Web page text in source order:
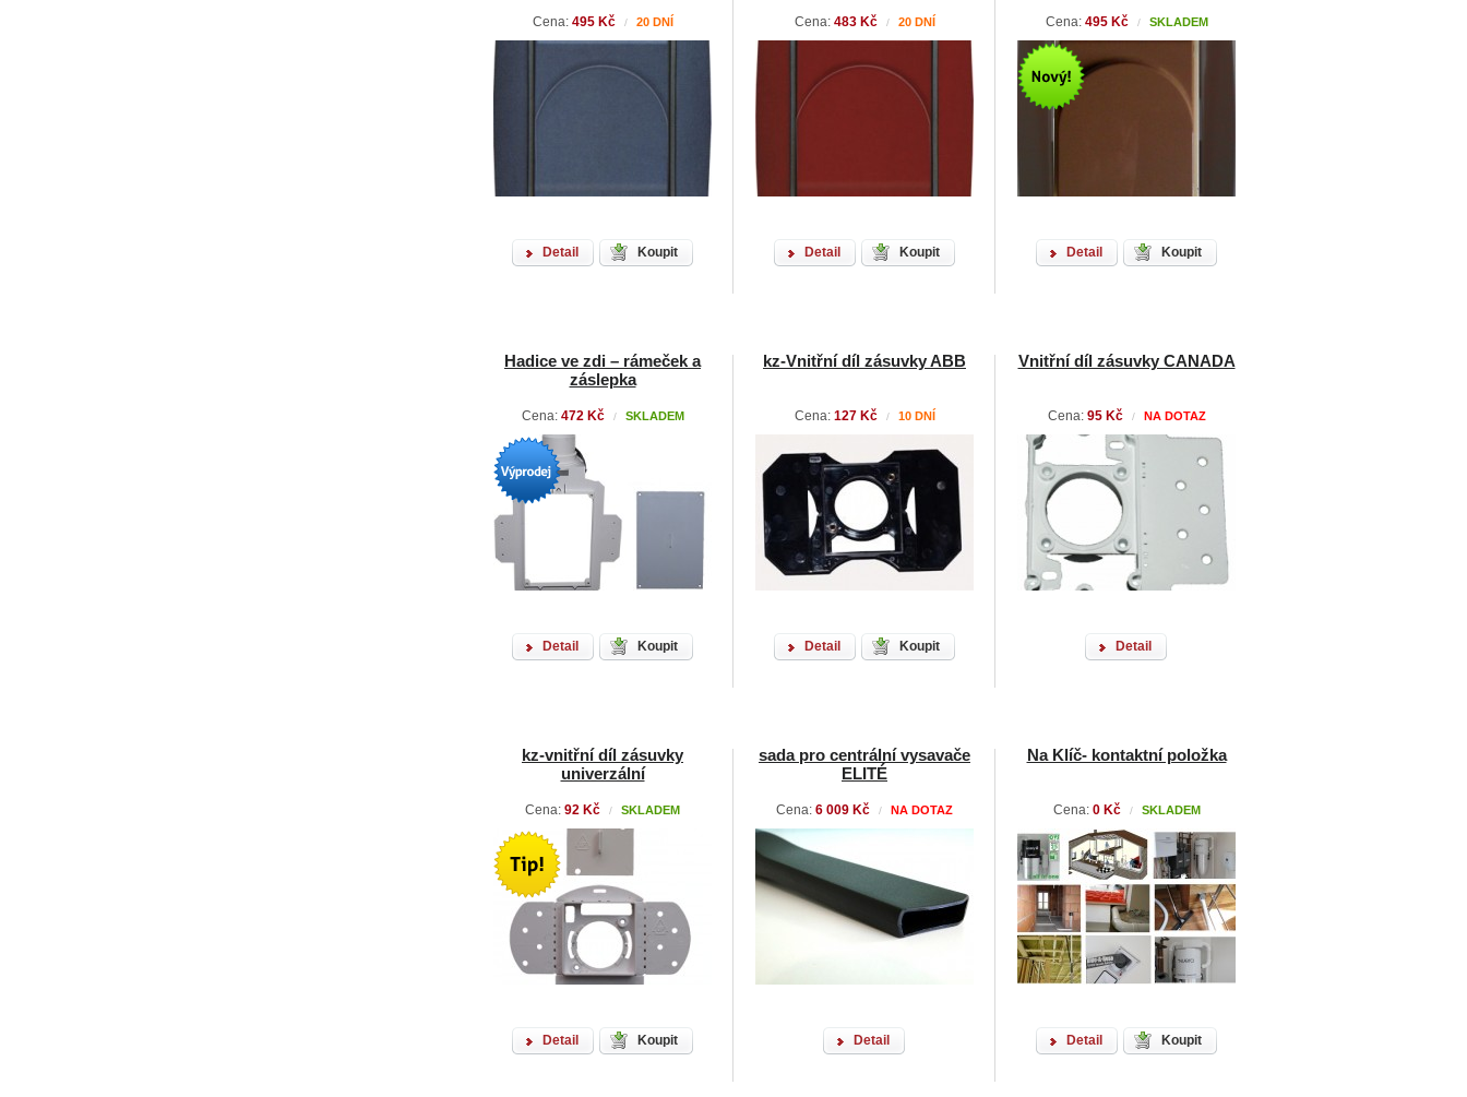
Cena: 495 Kč / 20 DNÍ
Detail Koupit
Cena: 483 Kč / 20 DNÍ
Detail Koupit
Cena: 495 Kč / SKLADEM
Detail Koupit
Hadice ve zdi – rámeček a
záslepka
Cena: 472 Kč / SKLADEM
Detail Koupit
kz-Vnitřní díl zásuvky ABB
Cena: 127 Kč / 10 DNÍ
Detail Koupit
Vnitřní díl zásuvky CANADA
Cena: 95 Kč / NA DOTAZ
Detail
kz-vnitřní díl zásuvky
univerzální
Cena: 92 Kč / SKLADEM
Detail Koupit
sada pro centrální vysavače
ELITÉ
Cena: 6 009 Kč / NA DOTAZ
Detail
Na Klíč- kontaktní položka
Cena: 0 Kč / SKLADEM
Detail Koupit